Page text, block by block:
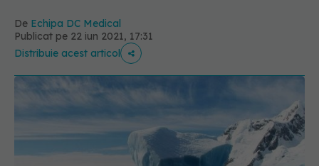
De Echipa DC Medical
Publicat pe 22 iun 2021, 17:31
Distribuie acest articol